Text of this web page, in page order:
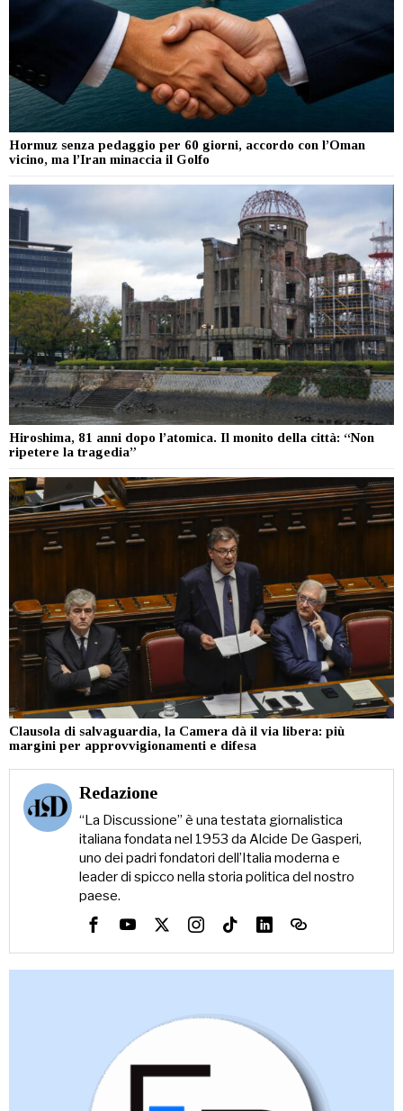
Hormuz senza pedaggio per 60 giorni, accordo con l’Oman
vicino, ma l’Iran minaccia il Golfo
Hiroshima, 81 anni dopo l’atomica. Il monito della città: “Non
ripetere la tragedia”
Clausola di salvaguardia, la Camera dà il via libera: più
margini per approvvigionamenti e difesa
Redazione
“La Discussione” è una testata giornalistica
italiana fondata nel 1953 da Alcide De Gasperi,
uno dei padri fondatori dell’Italia moderna e
leader di spicco nella storia politica del nostro
paese.